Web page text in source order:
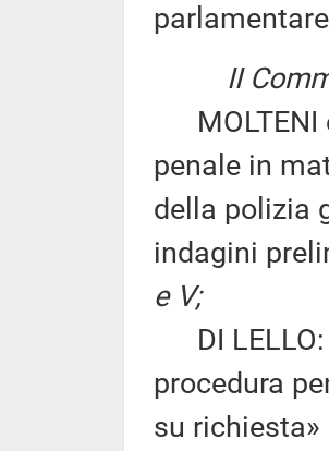
II
MOLTENI
penale in
della polizia
indagini
e V;
DI LELLO:
procedura
su